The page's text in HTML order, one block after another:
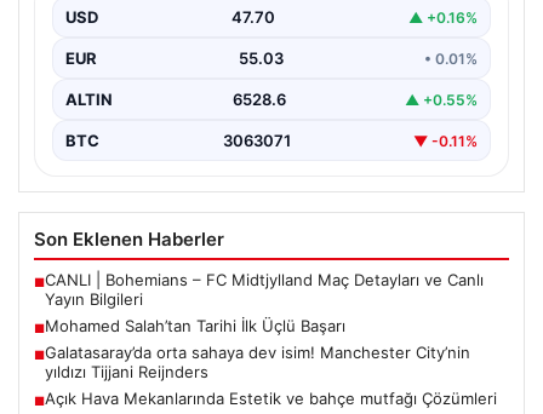
önemli bir dönüm noktasına imza attı. Takımının
hücum…
USD 47.70 ▲ +0.16%
EUR 55.03 • 0.01%
ALTIN 6528.6 ▲ +0.55%
BTC 3063071 ▼ -0.11%
Son Eklenen Haberler
■CANLI | Bohemians – FC Midtjylland Maç Detayları ve Canlı
Yayın Bilgileri
■Mohamed Salah’tan Tarihi İlk Üçlü Başarı
■Galatasaray’da orta sahaya dev isim! Manchester City’nin
yıldızı Tijjani Reijnders
■Açık Hava Mekanlarında Estetik ve bahçe mutfağı Çözümleri